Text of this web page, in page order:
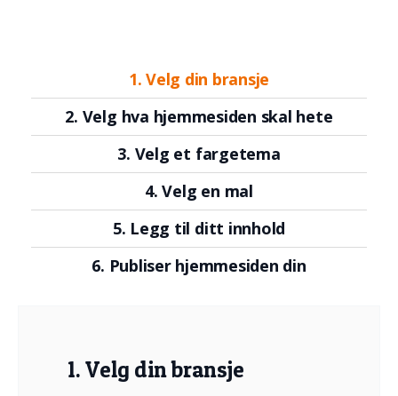
1. Velg din bransje
2. Velg hva hjemmesiden skal hete
3. Velg et fargetema
4. Velg en mal
5. Legg til ditt innhold
6. Publiser hjemmesiden din
1. Velg din bransje